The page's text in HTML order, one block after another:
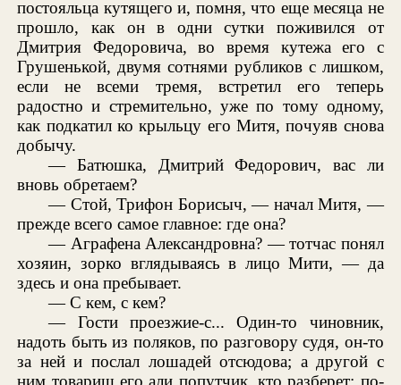
постояльца кутящего и, помня, что еще месяца не
прошло, как он в одни сутки поживился от
Дмитрия Федоровича, во время кутежа его с
Грушенькой, двумя сотнями рубликов с лишком,
если не всеми тремя, встретил его теперь
радостно и стремительно, уже по тому одному,
как подкатил ко крыльцу его Митя, почуяв снова
добычу.
— Батюшка, Дмитрий Федорович, вас ли
вновь обретаем?
— Стой, Трифон Борисыч, — начал Митя, —
прежде всего самое главное: где она?
— Аграфена Александровна? — тотчас понял
хозяин, зорко вглядываясь в лицо Мити, — да
здесь и она пребывает.
— С кем, с кем?
— Гости проезжие-с... Один-то чиновник,
надоть быть из поляков, по разговору судя, он-то
за ней и послал лошадей отсюдова; а другой с
ним товарищ его али попутчик, кто разберет; по-